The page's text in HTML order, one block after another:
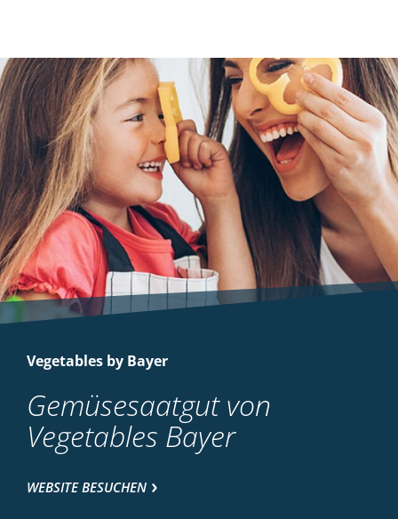
Vegetables by Bayer
Gemüsesaatgut von
Vegetables Bayer
WEBSITE BESUCHEN